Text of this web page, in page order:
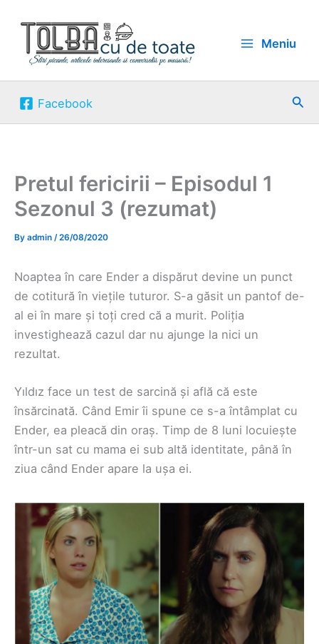
content
Meniu
Facebook
Pretul fericirii – Episodul 1
Sezonul 3 (rezumat)
By admin /26/08/2020
Noaptea în care Ender a dispărut devine un punct
de cotitură în viețile tuturor. S-a găsit un pantof de-
al ei în mare și toți cred că a murit. Poliția
investighează cazul dar nu ajunge la nici un
rezultat.
Yıldız face un test de sarcină și află că este
însărcinată. Când Emir îi spune ce s-a întâmplat cu
Ender, ea pleacă din oraș. Timp de 8 luni locuiește
într-un sat cu mama ei sub altă identitate, până în
ziua când Ender apare la ușa ei.